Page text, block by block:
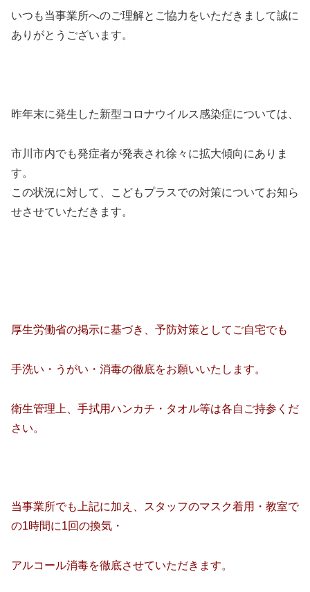
いつも当事業所へのご理解とご協力をいただきまして誠に
ありがとうございます。
昨年末に発生した新型コロナウイルス感染症については、
市川市内でも発症者が発表され徐々に拡大傾向にありま
す。
この状況に対して、こどもプラスでの対策についてお知ら
せさせていただきます。
厚生労働省の掲示に基づき、予防対策としてご自宅でも
手洗い・うがい・消毒の徹底をお願いいたします。
衛生管理上、手拭用ハンカチ・タオル等は各自ご持参くだ
さい。
当事業所でも上記に加え、スタッフのマスク着用・教室で
の1時間に1回の換気・
アルコール消毒を徹底させていただきます。